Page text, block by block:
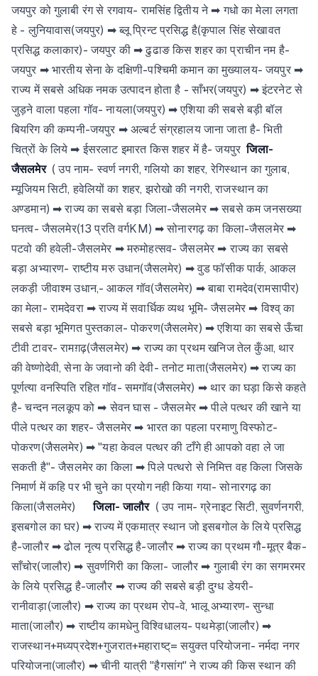
जयपुर को गुलाबी रंग से रगवाय- रामसिंह द्वितीय ने ➡ गधो का मेला लगता
हे - लुनियावास(जयपुर) ➡ ब्लू प्रिन्ट प्रसिद्ध है(कृपाल सिंह सेखावत
प्रसिद्ध कलाकार)- जयपुर की ➡ ढुढाङ किस शहर का प्राचीन नम है-
जयपुर ➡ भारतीय सेना के दक्षिणी-पश्चिमी कमान का मुख्यालय- जयपुर ➡
राज्य में सबसे अधिक नमक उत्पादन होता है - साँभर(जयपुर) ➡ इंटरनेट से
जुड़ने वाला पहला गॉव- नायला(जयपुर) ➡ एशिया की सबसे बड़ी बॉल
बियरिग की कम्पनी-जयपुर ➡ अल्बर्ट संग्रहालय जाना जाता है- भिती
चित्रों के लिये ➡ ईसरलाट इमारत किस शहर में है- जयपुरजिला-
जैसलमेर ( उप नाम- स्वर्ण नगरी, गलियो का शहर, रेगिस्थान का गुलाब,
म्यूजियम सिटी, हवेलियों का शहर, झरोखो की नगरी, राजस्थान का
अण्डमान) ➡ राज्य का सबसे बड़ा जिला-जैसलमेर ➡ सबसे कम जनसख्या
घनत्व- जैसलमेर(13 प्रति वर्गKM) ➡ सोनारगढ़ का किला-जैसलमेर ➡
पटवो की हवेली-जैसलमेर ➡ मरुमोहत्सव- जैसलमेर ➡ राज्य का सबसे
बड़ा अभ्यारण- राष्टीय मरु उधान(जैसलमेर) ➡ वुड फॉसीक पार्क, आकल
लकड़ी जीवाश्म उधान,- आकल गॉव(जैसलमेर) ➡ बाबा रामदेव(रामसापीर)
का मेला- रामदेवरा ➡ राज्य में सवार्धिक व्यथ भूमि- जैसलमेर ➡ विश्व् का
सबसे बड़ा भूमिगत पुस्तकाल- पोकरण(जैसलमेर) ➡ एशिया का सबसे ऊँचा
टीवी टावर- रामग़ढ़(जैसलमेर) ➡ राज्य का प्रथम खनिज तेल कुँआ, थार
की वेष्णोदेवी, सेना के जवानो की देवी- तनोट माता(जैसलमेर) ➡ राज्य का
पूर्णत्या वनस्पिति रहित गॉव- समगॉव(जैसलमेर) ➡ थार का घड़ा किसे कहते
है- चन्दन नलकूप को ➡ सेवन घास - जैसलमेर ➡ पीले पत्थर की खाने या
पीले पत्थर का शहर- जैसलमेर ➡ भारत का पहला परमाणु विस्फोट-
पोकरण(जैसलमेर) ➡ "यहा केवल पत्थर की टाँगे ही आपको वहा ले जा
सकती है"- जैसलमेर का किला ➡ पिले पत्थरो से निमित्त वह किला जिसके
निमार्ण में कहि पर भी चुने का प्रयोग नही किया गया- सोनारगढ़ का
किला(जैसलमेर)
जिला- जालौर ( उप नाम- ग्रेनाइट सिटी, सुवर्णनगरी,
इसबगोल का घर) ➡ राज्य में एकमात्र स्थान जो इसबगोल के लिये प्रसिद्ध
है-जालौर ➡ ढोल नृत्य प्रसिद्ध है-जालौर ➡ राज्य का प्रथम गौ-मूत्र बैक-
साँचोर(जालौर) ➡ सुवर्णगिरी का किला- जालौर ➡ गुलाबी रंग का सगमरमर
के लिये प्रसिद्ध है-जालौर ➡ राज्य की सबसे बड़ी दुग्ध डेयरी-
रानीवाड़ा(जालौर) ➡ राज्य का प्रथम रोप-वे, भालू अभ्यारण- सुन्धा
माता(जालौर) ➡ राष्टीय कामधेनु विश्विधालय- पथमेड़ा(जालौर) ➡
राजस्थान+मध्यप्रदेश+गुजरात+महाराष्ट्= सयुक्त परियोजना- नर्मदा नगर
परियोजना(जालौर) ➡ चीनी यात्री "हैगसांग" ने राज्य की किस स्थान की